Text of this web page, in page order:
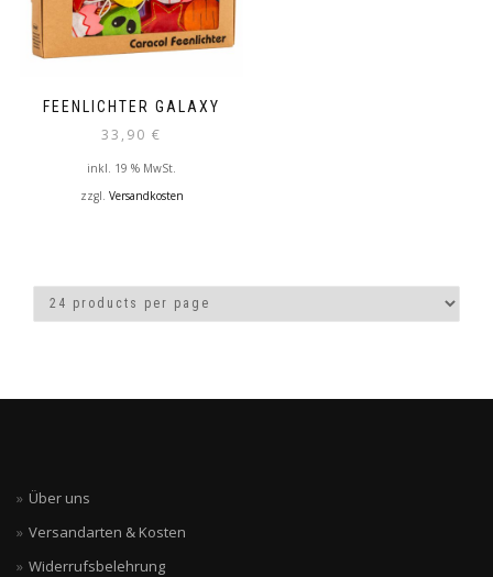
FEENLICHTER GALAXY
33,90 €
inkl. 19 % MwSt.
zzgl. Versandkosten
Über uns
Versandarten & Kosten
Widerrufsbelehrung